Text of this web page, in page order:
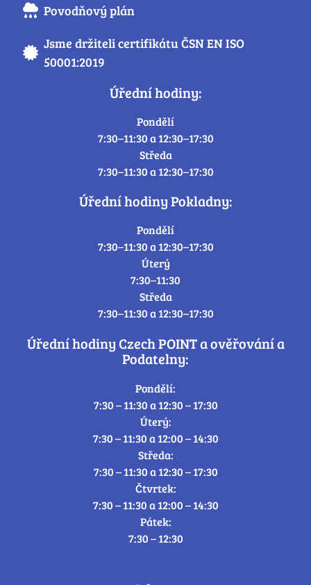
Povodňový plán
Jsme držiteli certifikátu ČSN EN ISO
50001:2019
Úřední hodiny:
Pondělí
7:30–11:30 a 12:30–17:30
Středa
7:30–11:30 a 12:30–17:30
Úřední hodiny Pokladny:
Pondělí
7:30–11:30 a 12:30–17:30
Úterý
7:30–11:30
Středa
7:30–11:30 a 12:30–17:30
Úřední hodiny Czech POINT a ověřování a
Podatelny:
Pondělí:
7:30 – 11:30 a 12:30 – 17:30
Úterý:
7:30 – 11:30 a 12:00 – 14:30
Středa:
7:30 – 11:30 a 12:30 – 17:30
Čtvrtek:
7:30 – 11:30 a 12:00 – 14:30
Pátek:
7:30 – 12:30